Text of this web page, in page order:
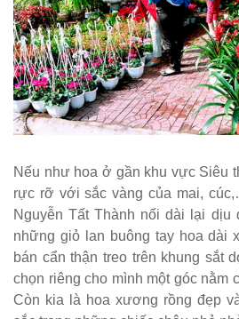
Nếu như hoa ở gần khu vực Siêu
rực rỡ với sắc vàng của mai,
Nguyễn Tất Thành nối dài lại dịu
những giỏ lan buông tay hoa dài
bán cẩn thận treo trên khung sắt
chọn riêng cho mình một góc nằm
Còn kia là hoa xương rồng đẹp